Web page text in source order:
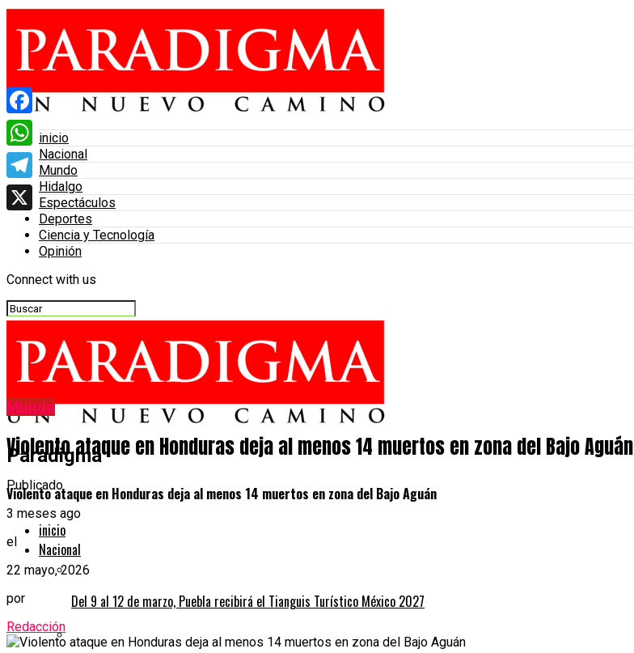
inicio
Nacional
Mundo
Hidalgo
Espectáculos
Deportes
Ciencia y Tecnología
Opinión
Connect with us
Paradigma
Violento ataque en Honduras deja al menos 14 muertos en zona del Bajo Aguán
inicio
Nacional
Del 9 al 12 de marzo, Puebla recibirá el Tianguis Turístico México 2027
Mundo
Violento ataque en Honduras deja al menos 14 muertos en zona del Bajo Aguán
Publicado
3 meses ago
el
22 mayo, 2026
por
Redacción
Facebook
WhatsApp
Telegram